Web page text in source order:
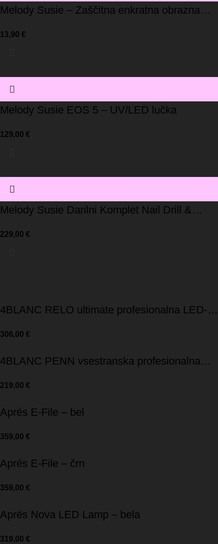
Melody Susie – Zaščitna enkratna obrazna
13,90 €
Melody Susie EOS 5 – UV/LED lučka
129,00 €
Melody Susie Darilni Komplet Nail Drill &
229,00 €
4BLANC RELO ultimate profesionalna LED-
306,00 €
4BLANC PENN vsestranska profesionalna
219,00 €
Aprés E-File – bel
359,00 €
Aprés E-File – črn
359,00 €
Aprés Nova LED Lamp – bela
319,00 €